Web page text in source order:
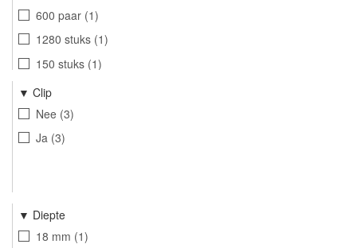
20 paar
2
600 paar 1
1280 stuks 1
150 stuks 1
384 paar
420 paar
90 paar
Clip
Nee 3
Ja 3
Diepte
18 mm 1